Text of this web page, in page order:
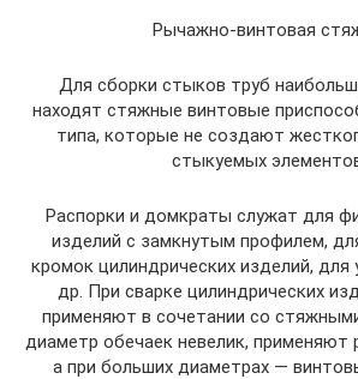
Рычажно-винтовая
Для сборки стыков труб
находят стяжные винтовые
типа, которые не создают
стыкуемых
Распорки и домкраты служат для
изделий с замкнутым профилем,
кромок цилиндрических изделий, для
др. При сварке цилиндрических
применяют в сочетании со
диаметр обечаек невелик, применяют
а при больших диаметрах —